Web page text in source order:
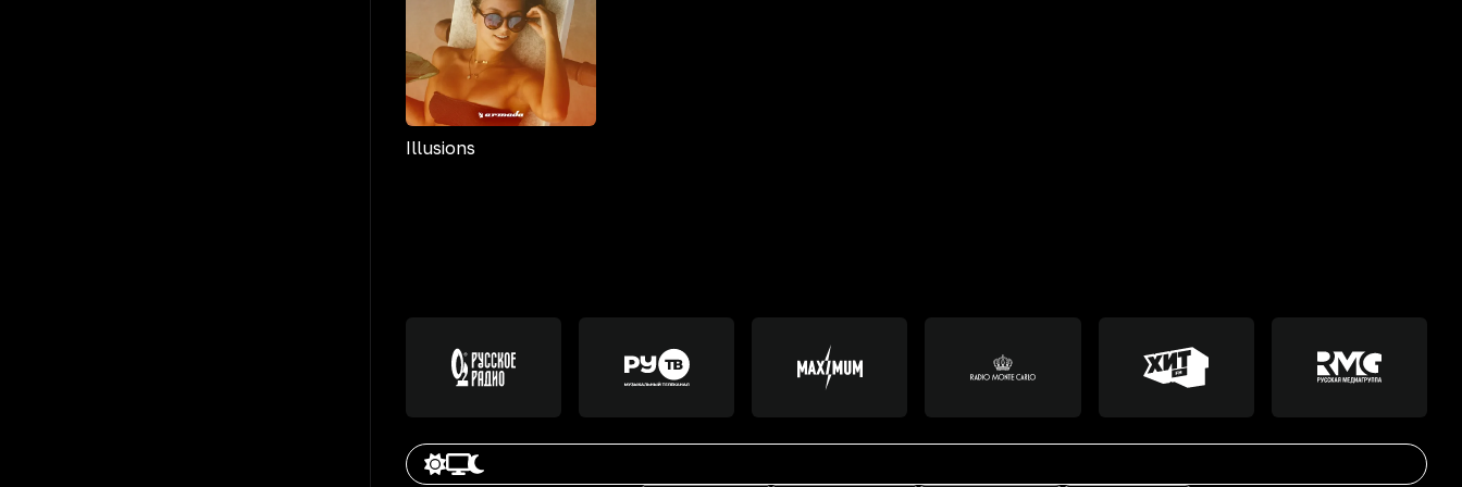
Illusions